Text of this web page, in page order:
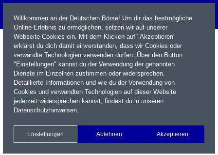
Name / WKN / ISIN / Kürzel
Xetra Realtime
Watchlist Portfolio Login
Willkommen an der Deutschen Börse! Um dir das bestmögliche
Online-Erlebnis zu ermöglichen, setzen wir auf unserer
Webseite Cookies ein. Mit dem Klicken auf "Akzeptieren"
erklärst du dich damit einverstanden, dass wir Cookies oder
verwandte Technologien verwenden dürfen. Über den Button
"Einstellungen" kannst du der Verwendung der genannten
Dienste im Einzelnen zustimmen oder widersprechen.
Detaillierte Informationen und wie du der Verwendung von
Cookies und verwandten Technologien auf dieser Website
jederzeit widersprechen kannst, findest du in unseren
Datenschutzhinweisen.
Einstellungen Ablehnen Akzeptieren